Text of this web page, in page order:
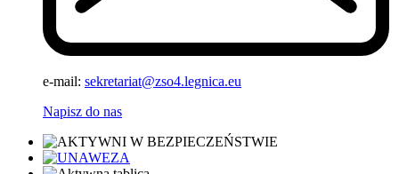
e-mail: sekretariat@zso4.legnica.eu
Napisz do nas